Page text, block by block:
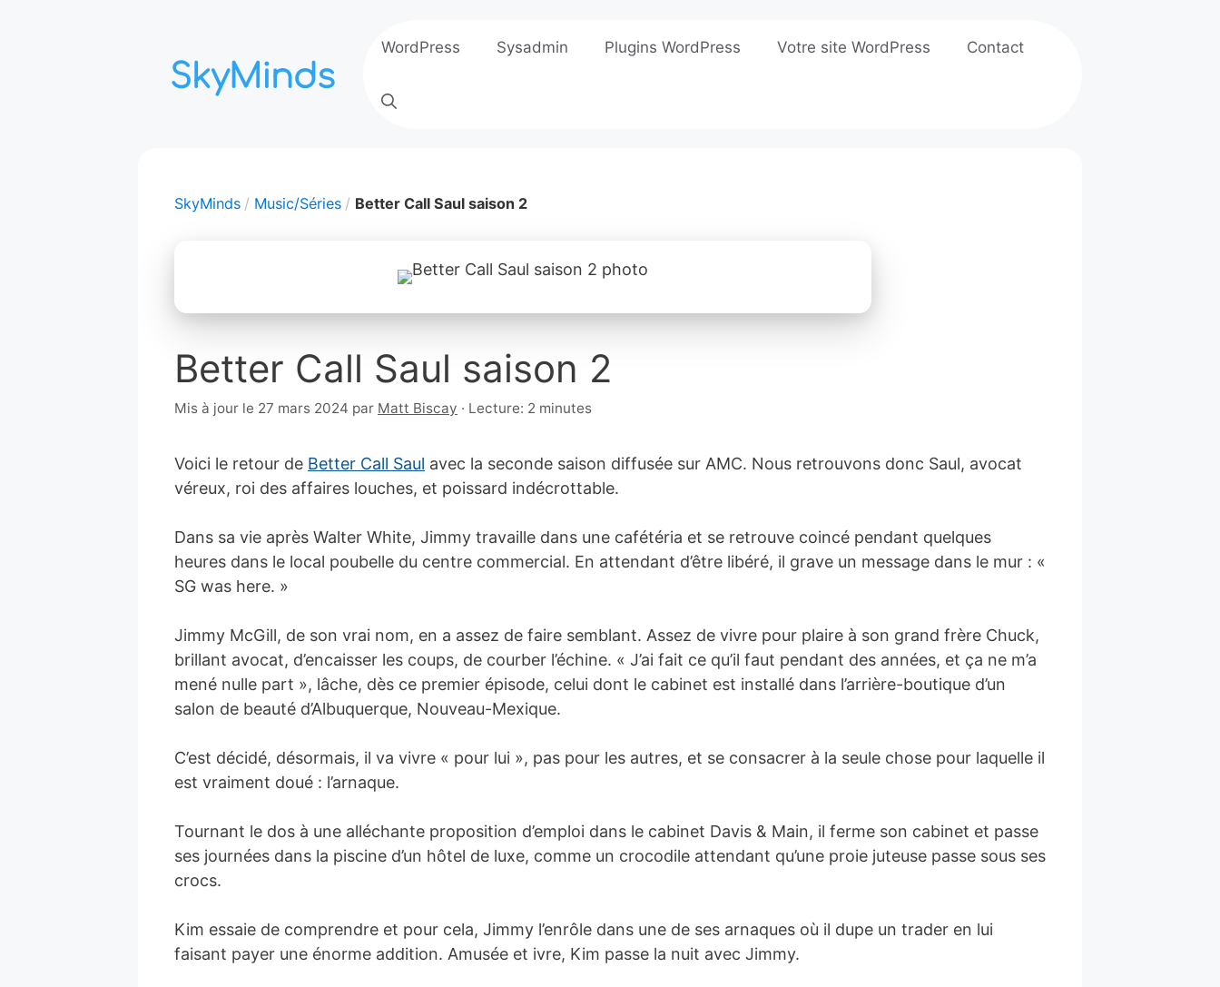
WordPress Sysadmin Plugins WordPress Votre site WordPress Contact
SkyMinds Music/Séries Better Call Saul saison 2
Better Call Saul saison 2
Mis à jour le 27 mars 2024 18
par Matt Biscay · Lecture: 2 minutes
Voici le retour de Better Call Saul avec la seconde saison diffusée sur AMC. Nous retrouvons donc Saul, avocat
véreux, roi des affaires louches, et poissard indécrottable.
Dans sa vie après Walter White, Jimmy travaille dans une cafétéria et se retrouve coincé pendant quelques
heures dans le local poubelle du centre commercial. En attendant d’être libéré, il grave un message dans le mur : «
SG was here. »
Jimmy McGill, de son vrai nom, en a assez de faire semblant. Assez de vivre pour plaire à son grand frère Chuck,
brillant avocat, d’encaisser les coups, de courber l’échine. « J’ai fait ce qu’il faut pendant des années, et ça ne m’a
mené nulle part », lâche, dès ce premier épisode, celui dont le cabinet est installé dans l’arrière-boutique d’un
salon de beauté d’Albuquerque, Nouveau-Mexique.
C’est décidé, désormais, il va vivre « pour lui », pas pour les autres, et se consacrer à la seule chose pour laquelle il
est vraiment doué : l’arnaque.
Tournant le dos à une alléchante proposition d’emploi dans le cabinet Davis & Main, il ferme son cabinet et passe
ses journées dans la piscine d’un hôtel de luxe, comme un crocodile attendant qu’une proie juteuse passe sous ses
crocs.
Kim essaie de comprendre et pour cela, Jimmy l’enrôle dans une de ses arnaques où il dupe un trader en lui
faisant payer une énorme addition. Amusée et ivre, Kim passe la nuit avec Jimmy.